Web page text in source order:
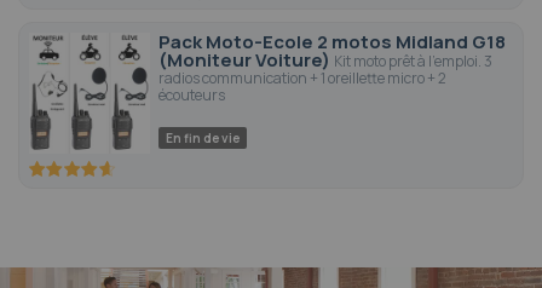
Pack Moto-Ecole 2 motos Midland G18
(Moniteur Voiture) Kit moto prêt à l'emploi. 3
radios communication + 1 oreillette micro + 2
écouteurs
92.2100
En fin de vie